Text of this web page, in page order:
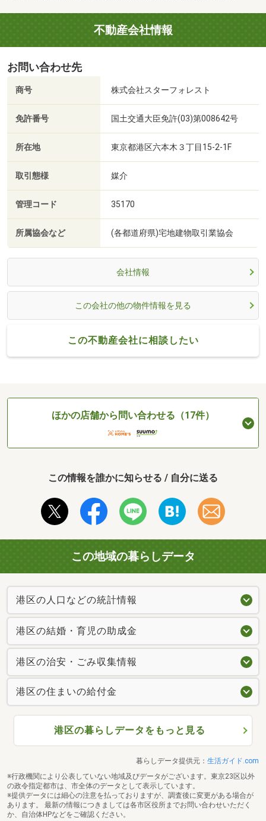
不動産会社情報
お問い合わせ先
商号 株式会社スターフォレスト
免許番号 国土交通大臣免許(03)第008642号
所在地 東京都港区六本木３丁目15-2-1F
取引態様 媒介
管理コード 35170
所属協会など (各都道府県)宅地建物取引業協会
会社情報
この会社の他の物件情報を見る
この不動産会社に相談したい
ほかの店舗から問い合わせる（17件）
この情報を誰かに知らせる / 自分に送る
この地域の暮らしデータ
港区の人口などの統計情報
港区の結婚・育児の助成金
港区の治安・ごみ収集情報
港区の住まいの給付金
港区の暮らしデータをもっと見る
暮らしデータ提供元： 生活ガイド.com
※行政機関により公表していない地域及びデータがございます。東京23区以外
の政令指定都市は、市全体のデータとして表示しています。
※提供データには細心の注意を払っておりますが、調査後に変更がある場合が
あります。 最新の情報につきましては各市区役所までお問い合わせいただく
か、自治体HPなどをご確認ください。